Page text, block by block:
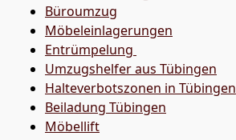
Büroumzug
Möbeleinlagerungen
Entrümpelung
Umzugshelfer aus Tübingen
Halteverbotszonen in Tübingen
Beiladung Tübingen
Möbellift